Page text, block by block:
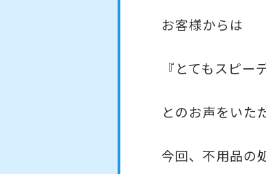
お客様からは
『とてもスピー
とのお声をいた
今回、不用品の